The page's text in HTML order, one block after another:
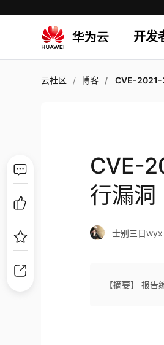
开发
云社区 博客 CVE-2021-
CVE-
行漏洞
士别三日wyx
【摘要】 报